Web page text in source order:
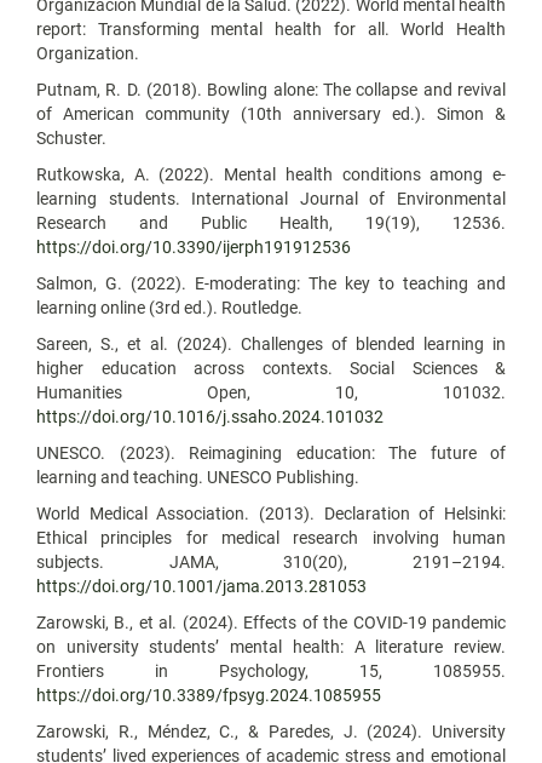
Organización Mundial de la Salud. (2022). World mental health
report: Transforming mental health for all. World Health
Organization.
Putnam, R. D. (2018). Bowling alone: The collapse and revival
of American community (10th anniversary ed.). Simon &
Schuster.
Rutkowska, A. (2022). Mental health conditions among e-
learning students. International Journal of Environmental
Research and Public Health, 19(19), 12536.
https://doi.org/10.3390/ijerph191912536
Salmon, G. (2022). E-moderating: The key to teaching and
learning online (3rd ed.). Routledge.
Sareen, S., et al. (2024). Challenges of blended learning in
higher education across contexts. Social Sciences &
Humanities Open, 10, 101032.
https://doi.org/10.1016/j.ssaho.2024.101032
UNESCO. (2023). Reimagining education: The future of
learning and teaching. UNESCO Publishing.
World Medical Association. (2013). Declaration of Helsinki:
Ethical principles for medical research involving human
subjects. JAMA, 310(20), 2191–2194.
https://doi.org/10.1001/jama.2013.281053
Zarowski, B., et al. (2024). Effects of the COVID-19 pandemic
on university students’ mental health: A literature review.
Frontiers in Psychology, 15, 1085955.
https://doi.org/10.3389/fpsyg.2024.1085955
Zarowski, R., Méndez, C., & Paredes, J. (2024). University
students’ lived experiences of academic stress and emotional